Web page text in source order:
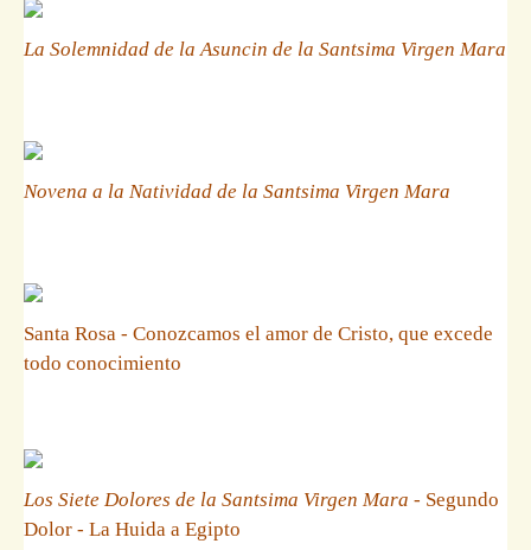
La Solemnidad de la Asuncin de la Santsima Virgen Mara
Novena a la Natividad de la Santsima Virgen Mara
Santa Rosa - Conozcamos el amor de Cristo, que excede
todo conocimiento
Los Siete Dolores de la Santsima Virgen Mara - Segundo
Dolor - La Huida a Egipto